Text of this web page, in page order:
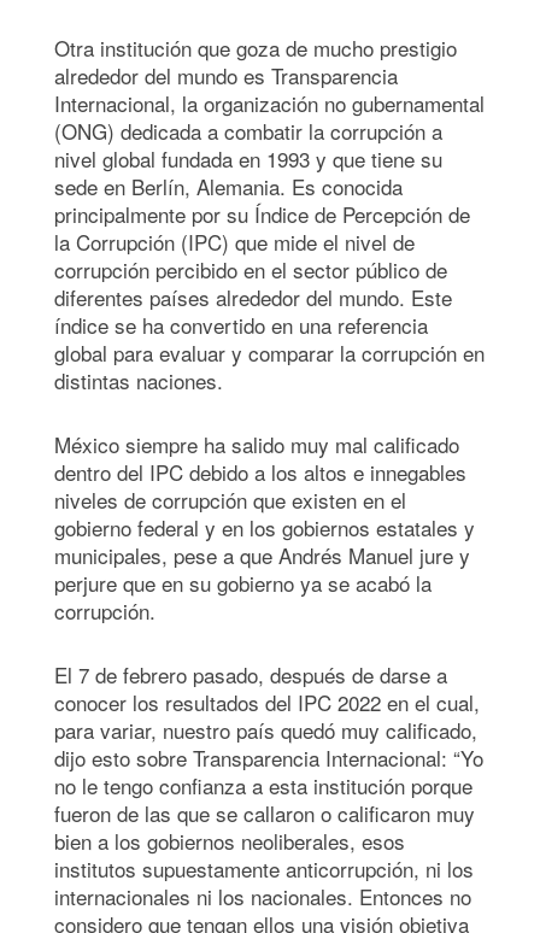
Otra institución que goza de mucho prestigio
alrededor del mundo es Transparencia
Internacional, la organización no gubernamental
(ONG) dedicada a combatir la corrupción a
nivel global fundada en 1993 y que tiene su
sede en Berlín, Alemania. Es conocida
principalmente por su Índice de Percepción de
la Corrupción (IPC) que mide el nivel de
corrupción percibido en el sector público de
diferentes países alrededor del mundo. Este
índice se ha convertido en una referencia
global para evaluar y comparar la corrupción en
distintas naciones.
México siempre ha salido muy mal calificado
dentro del IPC debido a los altos e innegables
niveles de corrupción que existen en el
gobierno federal y en los gobiernos estatales y
municipales, pese a que Andrés Manuel jure y
perjure que en su gobierno ya se acabó la
corrupción.
El 7 de febrero pasado, después de darse a
conocer los resultados del IPC 2022 en el cual,
para variar, nuestro país quedó muy calificado,
dijo esto sobre Transparencia Internacional: “Yo
no le tengo confianza a esta institución porque
fueron de las que se callaron o calificaron muy
bien a los gobiernos neoliberales, esos
institutos supuestamente anticorrupción, ni los
internacionales ni los nacionales. Entonces no
considero que tengan ellos una visión objetiva